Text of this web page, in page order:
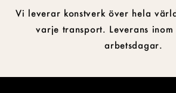
Vi leverar konstverk över hela
varje transport. Leverans
arbetsdagar.